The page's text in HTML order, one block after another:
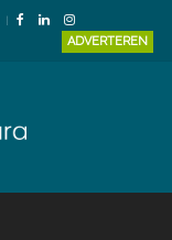
ADVERTEREN